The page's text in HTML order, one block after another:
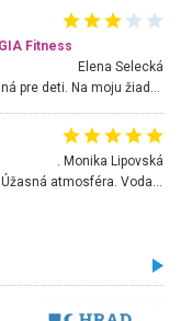
Fitness
Elena Selecká
. Monika Lipovská
Úžasné prostredie, napriek tomu, že je malé. Úžasná atmosféra. Voda fantastická a nádherná. Ľudí je pomerne veľa, ale su mili a ohľaduplní. Je veľmi zaujímavé sledovať, ako dokážu spolu športovať cudzí ľudia a bez ohľadu na vek. Vládne tu pohoda. Vnuka neviem dostať z vody. Ďakujem za krásny deň . Urcite sa sem vrátim. Jediný problém je s parkovaním, ale aj ten sa mi podarilo vyriešiť. Monika Bratislava